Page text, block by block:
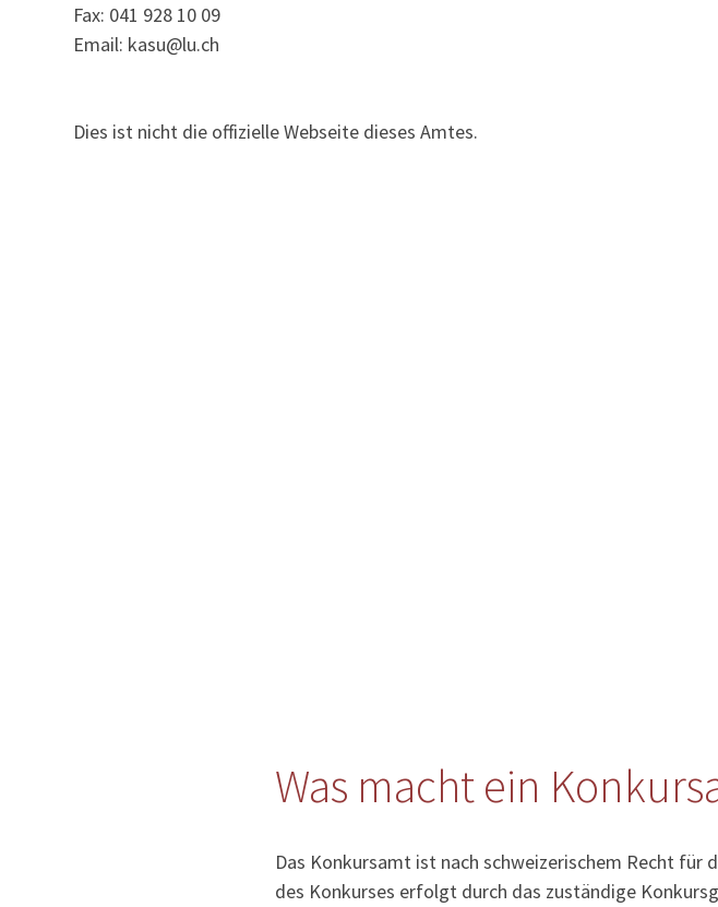
Fax: 041 928 10 09
Email: kasu@lu.ch
6110 Fontannen b.
6106 Werthenstein
6028 Herlisberg
6025 Neudorf
Dies ist nicht die offizielle Webseite dieses Amtes.
Was macht ein
Das Konkursamt ist nach schweizerischem Recht für
des Konkurses erfolgt durch das zuständige